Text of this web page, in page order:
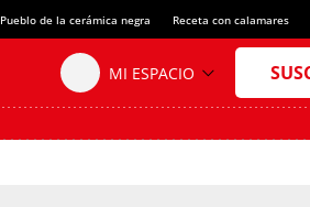
Pueblo de la cerámica negra Receta con calamares